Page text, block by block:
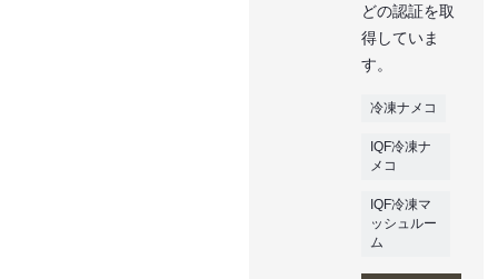
どの認証を取
得していま
す。
冷凍ナメコ
IQF冷凍ナ
メコ
IQF冷凍マ
ッシュルー
ム